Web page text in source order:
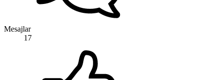
Mesajlar
17